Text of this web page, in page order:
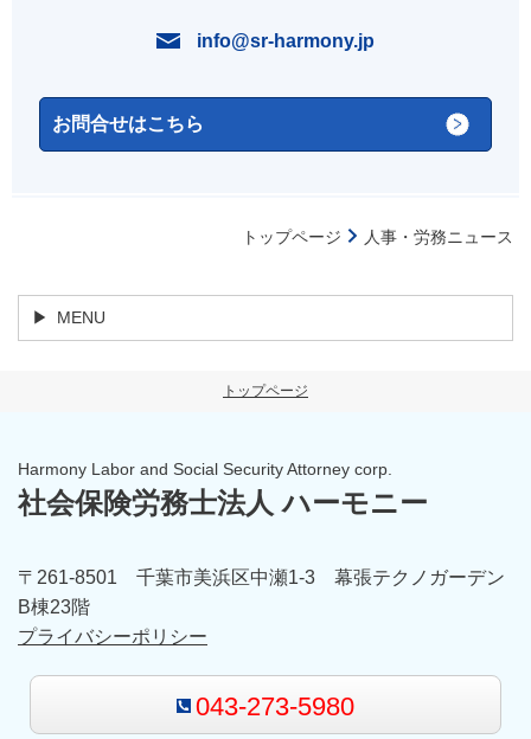
info@sr-harmony.jp
お問合せはこちら
トップページ 人事・労務ニュース
MENU
トップページ
Harmony Labor and Social Security Attorney corp.
社会保険労務士法人 ハーモニー
〒261-8501 千葉市美浜区中瀬1-3 幕張テクノガーデン
B棟23階
プライバシーポリシー
043-273-5980